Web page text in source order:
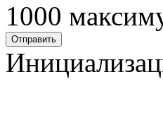
1000
Отправить